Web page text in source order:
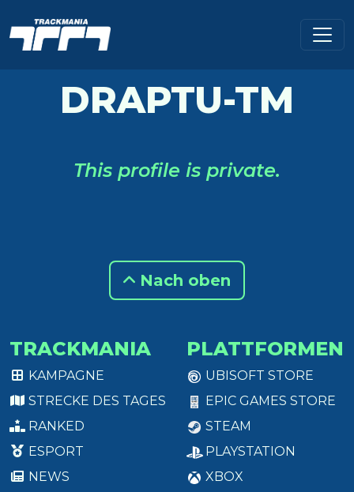
DRAPTU-TM
This profile is private.
Nach oben
TRACKMANIA
KAMPAGNE
STRECKE DES TAGES
RANKED
ESPORT
NEWS
PLATTFORMEN
UBISOFT STORE
EPIC GAMES STORE
STEAM
PLAYSTATION
XBOX